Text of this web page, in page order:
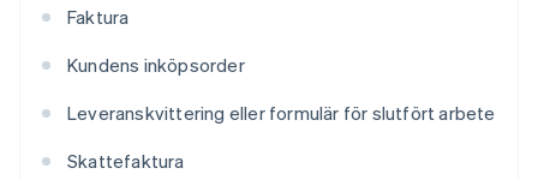
Faktura
Kundens inköpsorder
Leveranskvittering eller formulär för slutfört arbete
Skattefaktura